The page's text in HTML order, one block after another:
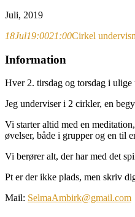
Juli, 2019
18Jul19:0021:00Cirkel
Information
Hver 2. tirsdag og torsdag i ulige
Jeg underviser i 2 cirkler, en
Vi starter altid med en
øvelser, både i grupper og en til
Vi berører alt, der har med det
Pt er der ikke plads, men skriv
Mail: SelmaAmbirk@gmail.com